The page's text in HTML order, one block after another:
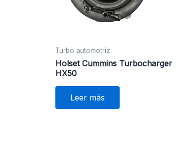
Turbo automotriz
Holset Cummins Turbocharger
HX50
Leer más